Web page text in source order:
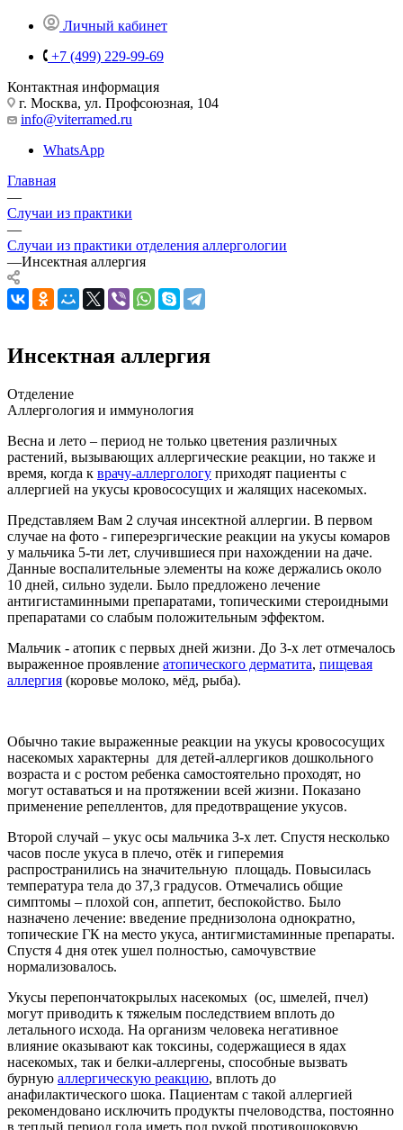
Личный кабинет
+7 (499) 229-99-69
Контактная информация
г. Москва, ул. Профсоюзная, 104
info@viterramed.ru
WhatsApp
Главная
—
Случаи из практики
—
Случаи из практики отделения аллергологии
—Инсектная аллергия
Инсектная аллергия
Отделение
Аллергология и иммунология
Весна и лето – период не только цветения различных
растений, вызывающих аллергические реакции, но также и
время, когда к врачу-аллергологу приходят пациенты с
аллергией на укусы кровососущих и жалящих насекомых.
Представляем Вам 2 случая инсектной аллергии. В первом
случае на фото - гипереэргические реакции на укусы комаров
у мальчика 5-ти лет, случившиеся при нахождении на даче.
Данные воспалительные элементы на коже держались около
10 дней, сильно зудели. Было предложено лечение
антигистаминными препаратами, топическими стероидными
препаратами со слабым положительным эффектом.
Мальчик - атопик с первых дней жизни. До 3-х лет отмечалось
выраженное проявление атопического дерматита, пищевая
аллергия (коровье молоко, мёд, рыба).
Обычно такие выраженные реакции на укусы кровососущих
насекомых характерны для детей-аллергиков дошкольного
возраста и с ростом ребенка самостоятельно проходят, но
могут оставаться и на протяжении всей жизни. Показано
применение репеллентов, для предотвращение укусов.
Второй случай – укус осы мальчика 3-х лет. Спустя несколько
часов после укуса в плечо, отёк и гиперемия
распространились на значительную площадь. Повысилась
температура тела до 37,3 градусов. Отмечались общие
симптомы – плохой сон, аппетит, беспокойство. Было
назначено лечение: введение преднизолона однократно,
топические ГК на место укуса, антигмистаминные препараты.
Спустя 4 дня отек ушел полностью, самочувствие
нормализовалось.
Укусы перепончатокрылых насекомых (ос, шмелей, пчел)
могут приводить к тяжелым последствием вплоть до
летального исхода. На организм человека негативное
влияние оказывают как токсины, содержащиеся в ядах
насекомых, так и белки-аллергены, способные вызвать
бурную аллергическую реакцию, вплоть до
анафилактического шока. Пациентам с такой аллергией
рекомендовано исключить продукты пчеловодства, постоянно
в теплый период года иметь под рукой противошоковую